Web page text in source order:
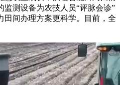
监测设备为农技人员“评脉会诊”
田间办理方案更科学。目前，全